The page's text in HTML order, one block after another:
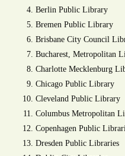
Berlin Public Library
Bremen Public Library
Brisbane City Council
Bucharest, Metropolitan
Charlotte Mecklenburg
Chicago Public Library
Cleveland Public Library
Columbus Metropolitan
Copenhagen Public
Dresden Public Libraries